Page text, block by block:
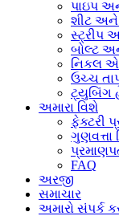
પાઇપ
શીટ અને
સ્ટ્રીપ
બોલ્ટ
નિકલ
ઉચ્ચ
ટ્યુબિંગ
અમારા વિશે
ફેક્ટરી
FAQ
અરજી
સમાચાર
અમારો સંપર્ક